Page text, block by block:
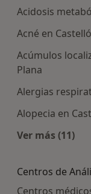
Acidosis
Acné en
Acúmulos
Plana
Alergias
Alopecia en
Ver más (11)
Centros de
Centros